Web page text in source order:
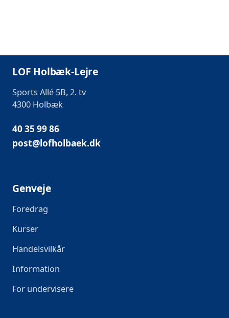
LOF Holbæk-Lejre
Sports Allé 5B, 2. tv
4300 Holbæk
40 35 99 86
post@lofholbaek.dk
Genveje
Foredrag
Kurser
Handelsvilkår
Information
For undervisere